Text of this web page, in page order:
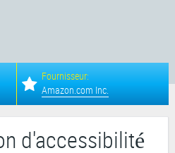
Fournisseur:
Amazon.com Inc.
d'accessibilité